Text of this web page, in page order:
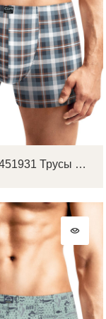
CLE MSH451931 Трусы мужские шорты